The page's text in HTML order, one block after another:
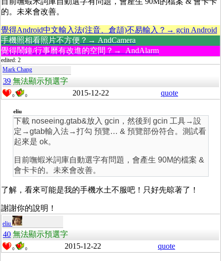
的。未來會改善。
覺得Android中文輸入法(注音、倉頡)不易輸入？→ gcin Android
手機照相看照片不方便？→ AndCamera
覺得鬧鐘/行事曆有改進的空間？→ AndAlarm
edited: 2
Mark Chang
39 無法顯示預選字
0 0 2015-12-22 quote
eliu
下載 noseeing.gtab&放入 gcin，然後到 gcin 工具→設
定→gtab輸入法→打勾 預覽… & 預覽部份符合。測試看
起來是 ok。
目前嘸蝦米詞庫自動選字有問題，會產生 90M的檔案 &
會卡卡的。未來會改善。
了解，看來可能是我的手機水土不服吧！只好先晾著了！
謝謝你的說明！
eliu
40 無法顯示預選字
0 0 2015-12-22 quote